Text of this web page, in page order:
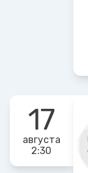
17
августа
2:30